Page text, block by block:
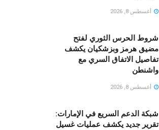
أغسطس 8, 2026
شروط الحرس الثوري لفتح
مضيق هرمز وبزشكيان يكشف
تفاصيل الاتفاق السري مع
واشنطن
أغسطس 8, 2026
شبكة الدعم السريع في الإمارات:
تقرير جديد يكشف عمليات غسيل